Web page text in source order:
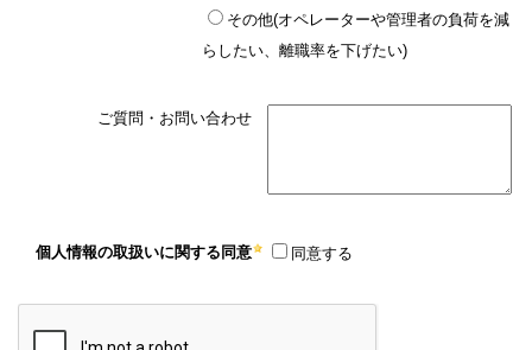
その他(オペレーターや管理者の負荷を減
らしたい、離職率を下げたい)
ご質問・お問い合わせ
個人情報の取扱いに関する同意 同意する